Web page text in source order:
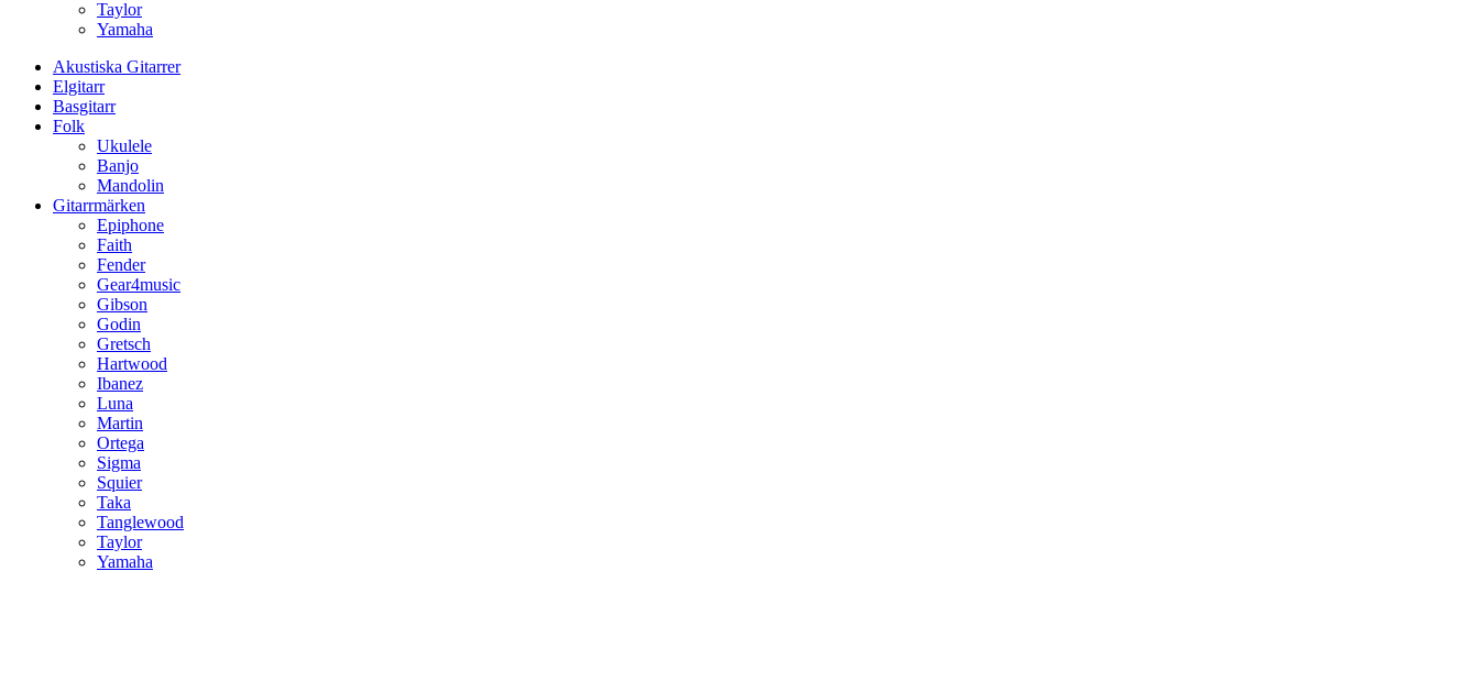
Taylor
Yamaha
Akustiska Gitarrer
Elgitarr
Basgitarr
Folk
Ukulele
Banjo
Mandolin
Gitarrmärken
Epiphone
Faith
Fender
Gear4music
Gibson
Godin
Gretsch
Hartwood
Ibanez
Luna
Martin
Ortega
Sigma
Squier
Taka
Tanglewood
Taylor
Yamaha